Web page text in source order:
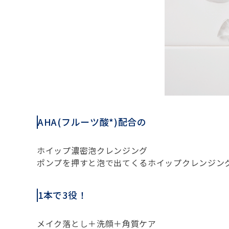
AHA(フルーツ酸*)配合の
ホイップ濃密泡クレンジング
ポンプを押すと泡で出てくるホイップクレンジン
1本で3役！
メイク落とし＋洗顔＋角質ケア